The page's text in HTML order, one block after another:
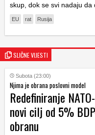
skup, dok se svi nadaju da
EU rat Rusija
SLIČNE VIJESTI
Subota (23:00)
Njima je obrana poslovni model
Redefiniranje
novi cilj od 5%
obranu